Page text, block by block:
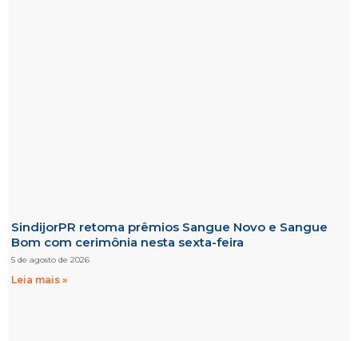
SindijorPR retoma prêmios Sangue Novo e Sangue
Bom com cerimônia nesta sexta-feira
5 de agosto de 2026
Leia mais »